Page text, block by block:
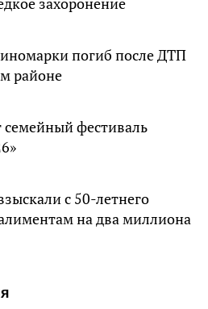
погиб после ДТП
районе
семейный фестиваль
с 50-летнего
на два миллиона